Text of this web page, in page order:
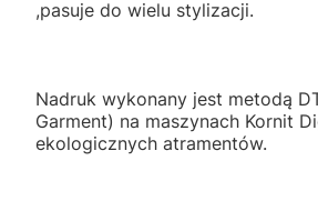
,pasuje do wielu stylizacji.
Nadruk wykonany jest metodą
Garment) na maszynach Kornit
ekologicznych atramentów.